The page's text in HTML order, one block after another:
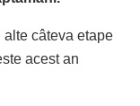
câteva etape
acest an